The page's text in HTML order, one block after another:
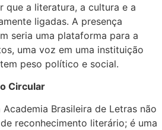
que a literatura, a cultura e a
ligadas. A presença
seria uma plataforma para a
uma voz em uma instituição
peso político e social.
Circular
Brasileira de Letras não
reconhecimento literário; é uma